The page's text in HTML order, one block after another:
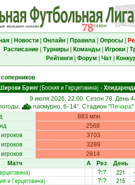
| Новости| Онлайн| Правила| Опросы|
Расписание| Турниры| Команды| Игроки|
Рейтинги| Форум Чат|
Бриег(Босния и Герцеговина) -
9 июля 2026, 22:00. Сезон 78. День
пасмурно, 6- 14°. Стадион "Печара"
883 млн.
2568
3703
3289
2814
Матч А Рез
?:?
и Герцеговина) ?:?
День
221
-
215
-